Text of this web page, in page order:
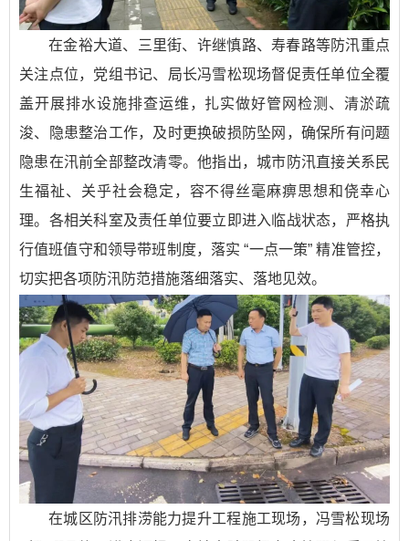
在金裕大道、三里街、许继慎路、寿春路等防汛重点
关注点位，党组书记、局长冯雪松现场督促责任单位全覆
盖开展排水设施排查运维，扎实做好管网检测、清淤疏
浚、隐患整治工作，及时更换破损防坠网，确保所有问题
隐患在汛前全部整改清零。他指出，城市防汛直接关系民
生福祉、关乎社会稳定，容不得丝毫麻痹思想和侥幸心
理。各相关科室及责任单位要立即进入临战状态，严格执
行值班值守和领导带班制度，落实 “一点一策” 精准管控，
切实把各项防汛防范措施落细落实、落地见效。
在城区防汛排涝能力提升工程施工现场，冯雪松现场